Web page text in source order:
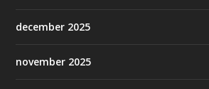
december 2025
november 2025